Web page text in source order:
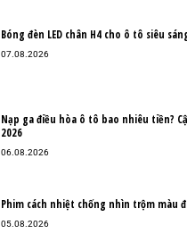
Bóng đèn LED chân H4 cho ô tô siêu
07.08.2026
Nạp ga điều hòa ô tô bao nhiêu tiền?
2026
06.08.2026
Phim cách nhiệt chống nhìn trộm màu
05.08.2026